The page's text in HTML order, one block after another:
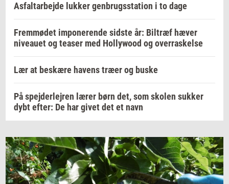
Asfaltarbejde lukker genbrugsstation i to dage
Fremmødet imponerende sidste år: Biltræf hæver
niveauet og teaser med Hollywood og overraskelse
Lær at beskære havens træer og buske
På spejderlejren lærer børn det, som skolen sukker
dybt efter: De har givet det et navn